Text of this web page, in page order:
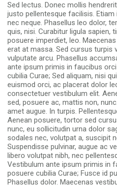
Sed lectus. Donec mollis
justo pellentesque facilisis.
nec neque. Phasellus leo dolor,
quis, nisi. Curabitur ligula sapien,
posuere imperdiet, leo.
erat at massa. Sed cursus turpis
vulputate arcu. Phasellus
ante ipsum primis in faucibus
cubilia Curae; Sed aliquam, nisi
euismod orci, ac placerat dolor
consectetuer vestibulum elit.
sed, posuere ac, mattis non,
amet augue. In turpis.
Aenean posuere, tortor sed
nunc, eu sollicitudin urna dolor
sodales nec, volutpat a, suscipit
Suspendisse pulvinar, augue ac
libero volutpat nibh, nec
Vestibulum ante ipsum primis in
posuere cubilia Curae; Fusce id
Phasellus dolor. Maecenas